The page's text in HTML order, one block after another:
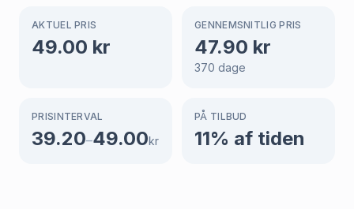
AKTUEL PRIS
49.00 kr
GENNEMSNITLIG PRIS
47.90 kr
370 dage
PRISINTERVAL
39.20–49.00kr
PÅ TILBUD
11% af tiden